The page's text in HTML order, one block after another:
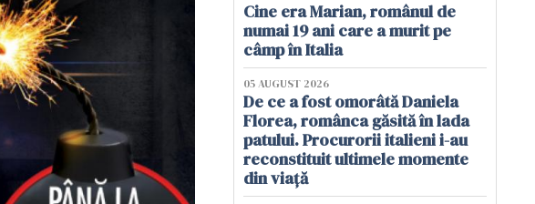
Cine era Marian, românul de
numai 19 ani care a murit pe
câmp în Italia
05 AUGUST 2026
De ce a fost omorâtă Daniela
Florea, românca găsită în lada
patului. Procurorii italieni i-au
reconstituit ultimele momente
din viață